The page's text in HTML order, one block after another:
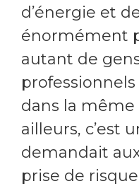
d’énergie et
énormément
autant de
dans la
ailleurs, c’est
demandait
prise de